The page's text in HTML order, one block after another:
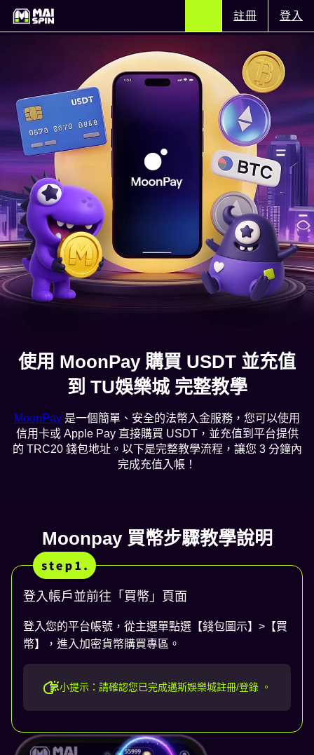
註冊 登入
使用 MoonPay 購買 USDT 並充值
到 TU娛樂城 完整教學
MoonPay 是一個簡單、安全的法幣入金服務，您可以使用
信用卡或 Apple Pay 直接購買 USDT，並充值到平台提供
的 TRC20 錢包地址。以下是完整教學流程，讓您 3 分鐘內
完成充值入帳！
Moonpay 買幣步驟教學說明
登入帳戶並前往「買幣」頁面
登入您的平台帳號，從主選單點選【錢包圖示】>【買
幣】，進入加密貨幣購買專區。
小提示：請確認您已完成邁斯娛樂城註冊/登錄 。